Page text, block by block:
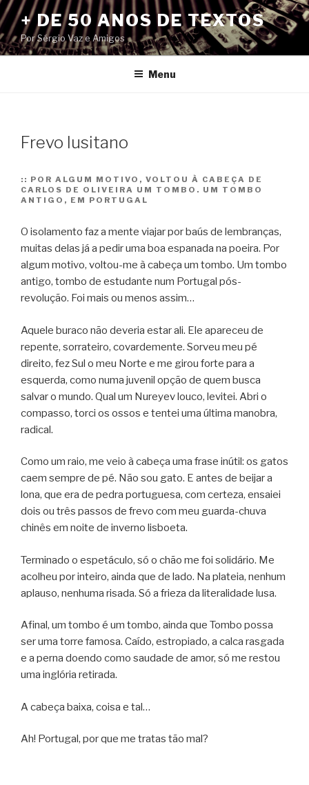
Pular
para
o
conteúdo
+ DE 50 ANOS DE TEXTOS
Por Sérgio Vaz e Amigos
Menu
Frevo lusitano
:: POR ALGUM MOTIVO, VOLTOU À CABEÇA DE
CARLOS DE OLIVEIRA UM TOMBO. UM TOMBO
ANTIGO, EM PORTUGAL
O isolamento faz a mente viajar por baús de lembranças,
muitas delas já a pedir uma boa espanada na poeira. Por
algum motivo, voltou-me à cabeça um tombo. Um tombo
antigo, tombo de estudante num Portugal pós-
revolução. Foi mais ou menos assim…
Aquele buraco não deveria estar ali. Ele apareceu de
repente, sorrateiro, covardemente. Sorveu meu pé
direito, fez Sul o meu Norte e me girou forte para a
esquerda, como numa juvenil opção de quem busca
salvar o mundo. Qual um Nureyev louco, levitei. Abri o
compasso, torci os ossos e tentei uma última manobra,
radical.
Como um raio, me veio à cabeça uma frase inútil: os gatos
caem sempre de pé. Não sou gato. E antes de beijar a
lona, que era de pedra portuguesa, com certeza, ensaiei
dois ou três passos de frevo com meu guarda-chuva
chinês em noite de inverno lisboeta.
Terminado o espetáculo, só o chão me foi solidário. Me
acolheu por inteiro, ainda que de lado. Na plateia, nenhum
aplauso, nenhuma risada. Só a frieza da literalidade lusa.
Afinal, um tombo é um tombo, ainda que Tombo possa
ser uma torre famosa. Caído, estropiado, a calca rasgada
e a perna doendo como saudade de amor, só me restou
uma inglória retirada.
A cabeça baixa, coisa e tal…
Ah! Portugal, por que me tratas tão mal?